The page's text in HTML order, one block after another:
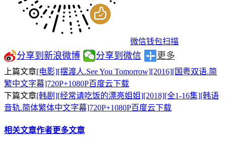
微信钱包扫描
分享到新浪微博 分享到微信 更多
上篇文章[电影][摆渡人.See You Tomorrow][2016][国粤双语.简
繁中文字幕]720P+1080P百度云下载
下篇文章[韩剧][经常请吃饭的漂亮姐姐][2018][全1-16集][韩语
音轨.简体繁体中文字幕]720P+1080P百度云下载
相关文章作者更多文章